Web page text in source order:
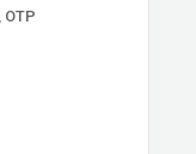
OTP